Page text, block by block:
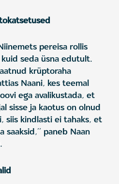
pereisa rollis
seda üsna edutult.
krüptoraha
Naani, kes teemal
ega avalikustada, et
sisse ja kaotus on olnud
siis kindlasti ei tahaks, et
paneb Naan